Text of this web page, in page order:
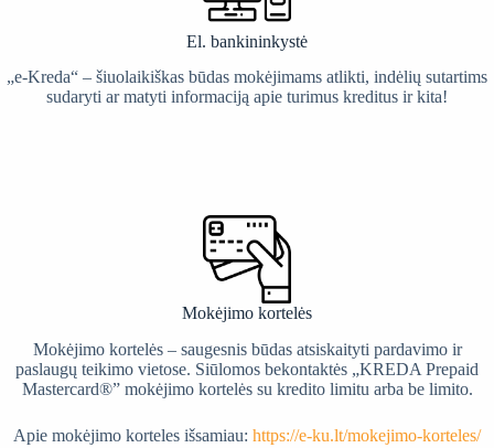
El. bankininkystė
„e-Kreda“ – šiuolaikiškas būdas mokėjimams atlikti, indėlių sutartims
sudaryti ar matyti informaciją apie turimus kreditus ir kita!
Mokėjimo kortelės
Mokėjimo kortelės – saugesnis būdas atsiskaityti pardavimo ir
paslaugų teikimo vietose. Siūlomos bekontaktės „KREDA Prepaid
Mastercard®” mokėjimo kortelės su kredito limitu arba be limito.
Apie mokėjimo korteles išsamiau: https://e-ku.lt/mokejimo-korteles/